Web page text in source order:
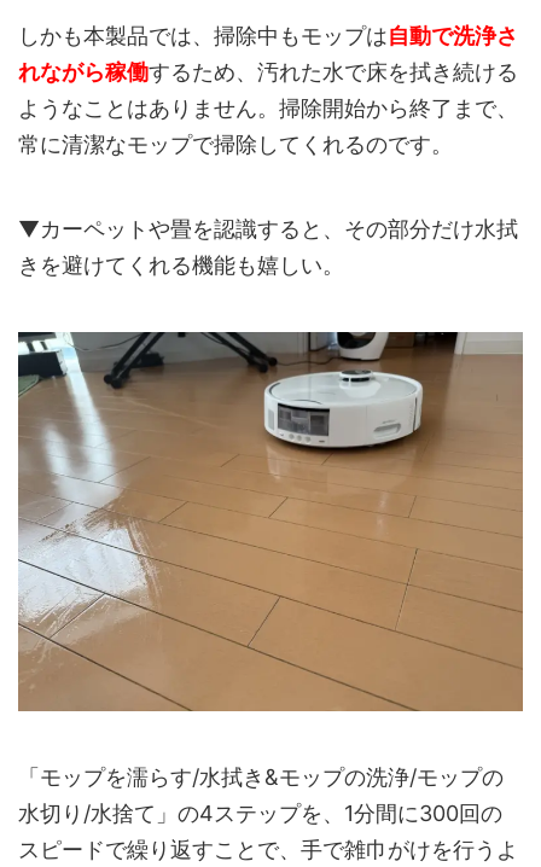
しかも本製品では、掃除中もモップは自動で洗浄さ
れながら稼働するため、汚れた水で床を拭き続ける
ようなことはありません。掃除開始から終了まで、
常に清潔なモップで掃除してくれるのです。
▼カーペットや畳を認識すると、その部分だけ水拭
きを避けてくれる機能も嬉しい。
「モップを濡らす/水拭き&モップの洗浄/モップの
水切り/水捨て」の4ステップを、1分間に300回の
スピードで繰り返すことで、手で雑巾がけを行うよ